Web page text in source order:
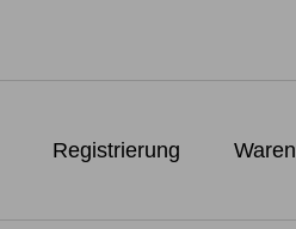
Registrierung